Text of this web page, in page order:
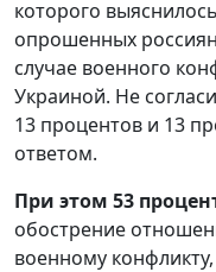
которого
опрошенных
случае военного
Украиной. Не
13 процентов и 13
ответом.
При этом 53
обострение
военному